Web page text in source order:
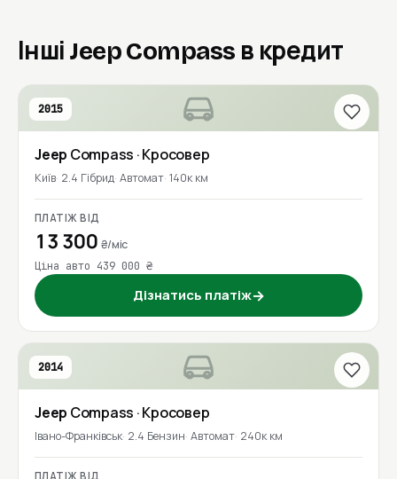
Інші Jeep Compass в кредит
2015
Jeep Compass · Кросовер
Київ 2.4 Гібрид Автомат 140к км
ПЛАТІЖ ВІД
13 300 ₴/міс
Ціна авто 439 000 ₴
Дізнатись платіж→
2014
Jeep Compass · Кросовер
Івано-Франківськ 2.4 Бензин Автомат 240к км
ПЛАТІЖ ВІД